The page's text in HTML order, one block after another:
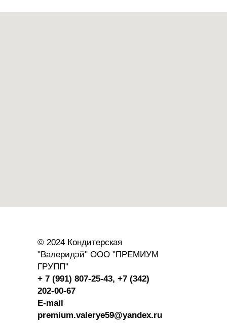
© 2024 Кондитерская
"Валеридэй" ООО "ПРЕМИУМ
ГРУПП"
+ 7 (991) 807-25-43, +7 (342)
202-00-67
E-mail
premium.valerye59@yandex.ru